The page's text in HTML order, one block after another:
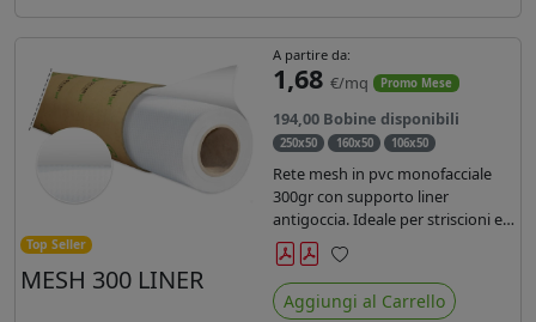
Top Seller
MESH 300 LINER
A partire da:
1,68 €/mq Promo Mese
194,00 Bobine disponibili
250x50 160x50 106x50
Rete mesh in pvc monofacciale
300gr con supporto liner
antigoccia. Ideale per striscioni e
coperture antivento. Saldabile,
stampabile con inchiostri
solvente, ecosolvente, uv e latex.
Densità fili 1000x1000 , filato 9x13.
Preferiti
Aggiungi al Carrello